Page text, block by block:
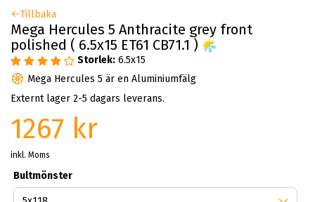
Tillbaka
Mega Hercules 5 Anthracite grey front
polished ( 6.5x15 ET61 CB71.1 )
Storlek: 6.5x15
Mega Hercules 5 är en Aluminiumfälg
Externt lager 2-5 dagars leverans.
1267 kr
inkl. Moms
Bultmönster